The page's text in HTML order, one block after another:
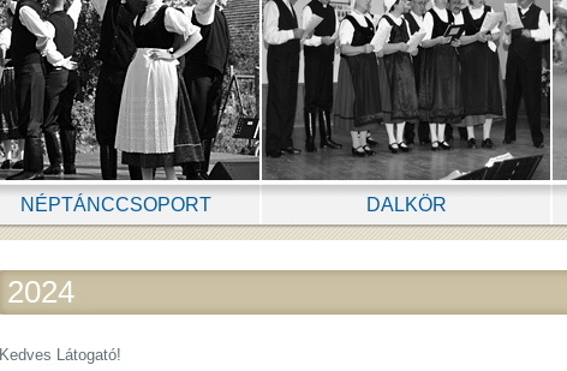
NÉPTÁNCCSOPORT DALKÖR
2024
Kedves Látogató!